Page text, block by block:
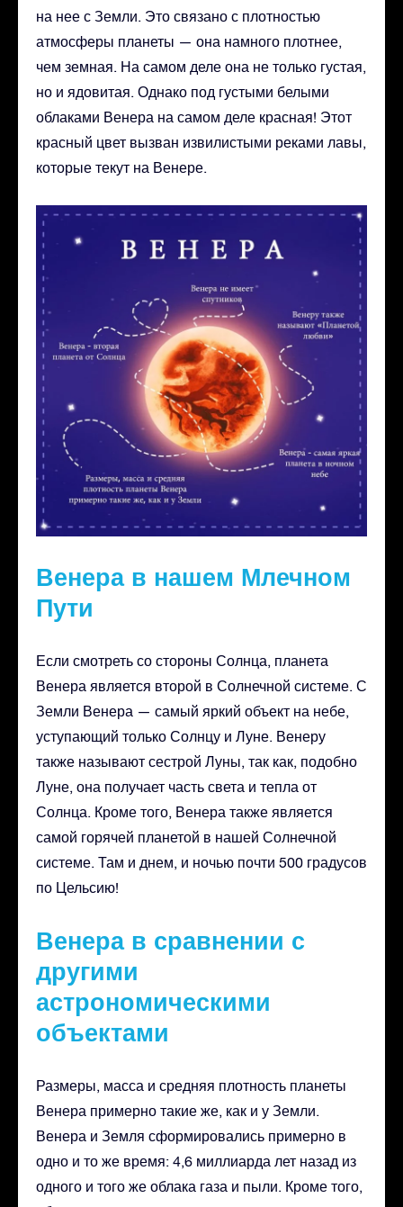
на нее с Земли. Это связано с плотностью
атмосферы планеты — она намного плотнее,
чем земная. На самом деле она не только густая,
но и ядовитая. Однако под густыми белыми
облаками Венера на самом деле красная! Этот
красный цвет вызван извилистыми реками лавы,
которые текут на Венере.
Венера в нашем Млечном
Пути
Если смотреть со стороны Солнца, планета
Венера является второй в Солнечной системе. С
Земли Венера — самый яркий объект на небе,
уступающий только Солнцу и Луне. Венеру
также называют сестрой Луны, так как, подобно
Луне, она получает часть света и тепла от
Солнца. Кроме того, Венера также является
самой горячей планетой в нашей Солнечной
системе. Там и днем, и ночью почти 500 градусов
по Цельсию!
Венера в сравнении с
другими
астрономическими
объектами
Размеры, масса и средняя плотность планеты
Венера примерно такие же, как и у Земли.
Венера и Земля сформировались примерно в
одно и то же время: 4,6 миллиарда лет назад из
одного и того же облака газа и пыли. Кроме того,